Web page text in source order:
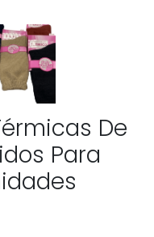
De
Para